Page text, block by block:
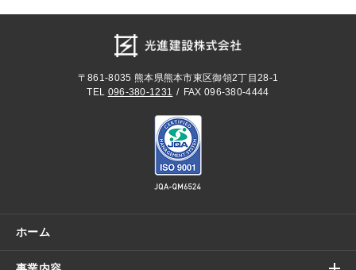
〒861-8035 熊本県熊本市東区御領2丁目28-1
TEL 096-380-1231 FAX 096-380-4444
ホーム